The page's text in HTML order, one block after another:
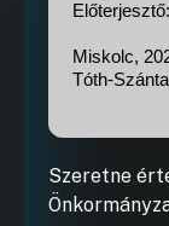
Miskolc,
Tóth-
Szeretne